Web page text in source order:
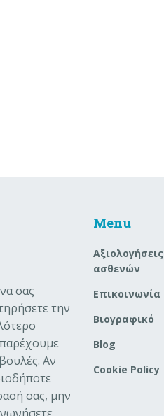
σας
την
Αν
σας, μην
Menu
Aξιολογήσεις
ασθενών
Επικοινωνία
Βιογραφικό
Blog
Cookie Policy